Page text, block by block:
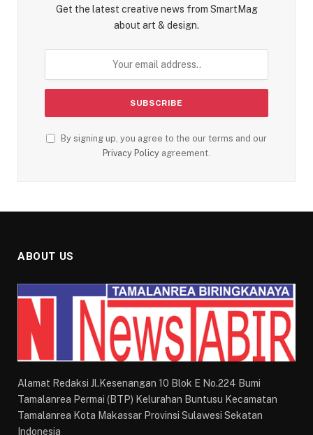
Get the latest creative news from SmartMag
about art & design.
By signing up, you agree to the our terms and our
Privacy Policy agreement.
ABOUT US
Alamat Redaksi Jl.Kesenangan 10 Blok E No.224 Bumi
Tamalanrea Permai (BTP) Kelurahan Buntusu Kecamatan
Tamalanrea Kota Makassar Provinsi Sulawesi Sekatan
Indonesia